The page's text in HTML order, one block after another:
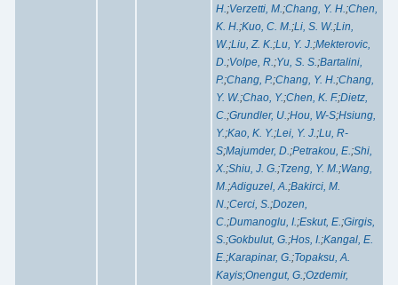
H.;Verzetti, M.;Chang, Y. H.;Chen,
K. H.;Kuo, C. M.;Li, S. W.;Lin,
W.;Liu, Z. K.;Lu, Y. J.;Mekterovic,
D.;Volpe, R.;Yu, S. S.;Bartalini,
P.;Chang, P.;Chang, Y. H.;Chang,
Y. W.;Chao, Y.;Chen, K. F.;Dietz,
C.;Grundler, U.;Hou, W-S;Hsiung,
Y.;Kao, K. Y.;Lei, Y. J.;Lu, R-
S;Majumder, D.;Petrakou, E.;Shi,
X.;Shiu, J. G.;Tzeng, Y. M.;Wang,
M.;Adiguzel, A.;Bakirci, M.
N.;Cerci, S.;Dozen,
C.;Dumanoglu, I.;Eskut, E.;Girgis,
S.;Gokbulut, G.;Hos, I.;Kangal, E.
E.;Karapinar, G.;Topaksu, A.
Kayis;Onengut, G.;Ozdemir,